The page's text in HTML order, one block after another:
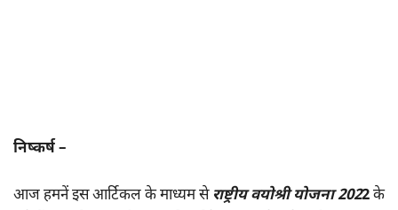
निष्कर्ष –
आज हमनें इस आर्टिकल के माध्यम से राष्ट्रीय वयोश्री योजना 2022के